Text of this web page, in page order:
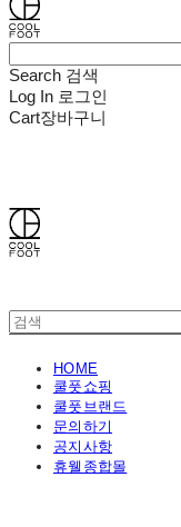
Search 검색
Log In 로그인
Cart장바구니
HOME
쿨풋쇼핑
쿨풋브랜드
문의하기
공지사항
휴웰종합몰